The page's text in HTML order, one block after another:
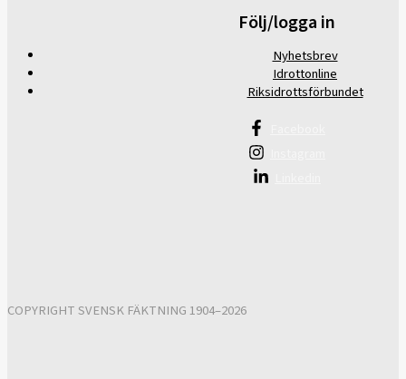
Följ/logga in
Nyhetsbrev
Idrottonline
Riksidrottsförbundet
COPYRIGHT SVENSK FÄKTNING 1904–2026